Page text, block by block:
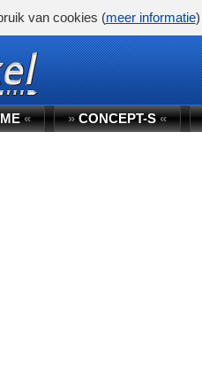
« »CONCEPT-S«
van cookies (meer informatie)